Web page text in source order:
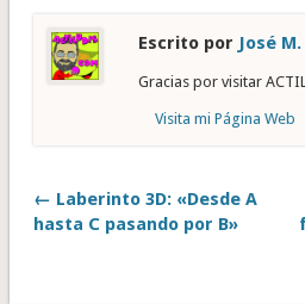
Escrito por José
Gracias por visitar
Visita mi Página Web
← Laberinto 3D: «Desde A
hasta C pasando por B»